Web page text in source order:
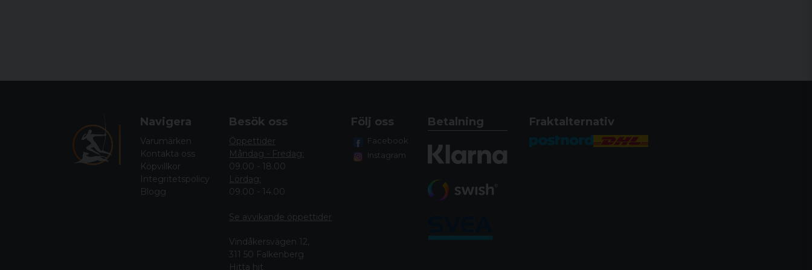
Navigera
Varumärken
Kontakta oss
Köpvillkor
Integritetspolicy
Blogg
Besök oss
Öppettider
Måndag - Fredag:
09.00 - 18.00
Lördag:
09.00 - 14.00
Se avvikande öppettider
Vindåkersvägen 12,
311 50 Falkenberg
Hitta hit
Följ oss
Facebook
Instagram
Betalning Fraktalternativ